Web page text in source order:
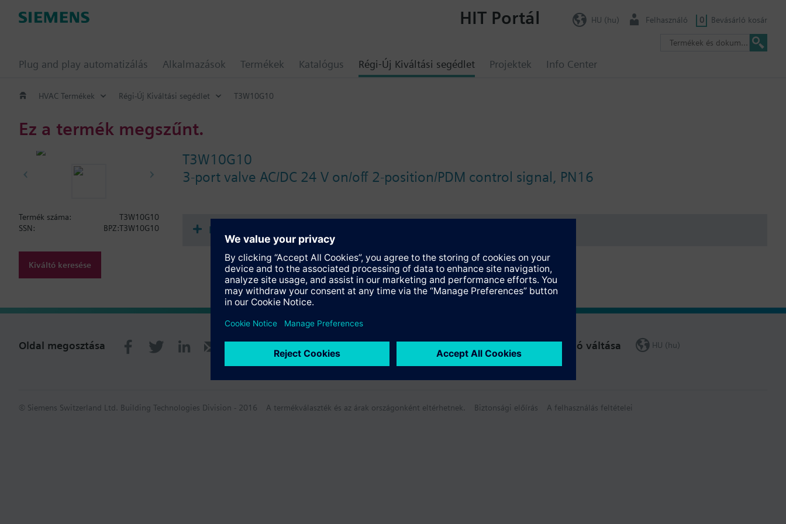
Plug and play automatizálás Alkalmazások Termékek Katalógus Régi-Új Kiváltási segédlet Projektek Info Center
HIT Portál HU (hu) Felhasználó 0 Bevásárló kosár
HVAC Termékek Régi-Új Kiváltási segédlet T3W10G10
Ez a termék megszűnt.
T3W10G10
3-port valve AC/DC 24 V on/off 2-position/PDM control signal, PN16
Termék száma:
T3W10G10
SSN:
BPZ:T3W10G10
Kiváltó keresése
Dokumentumok
Oldal megosztása Régió váltása HU (hu)
© Siemens Switzerland Ltd. Building Technologies Division - 2016 A termékválaszték és az árak országonként eltérhetnek. Biztonsági előírás A felhasználás feltételei